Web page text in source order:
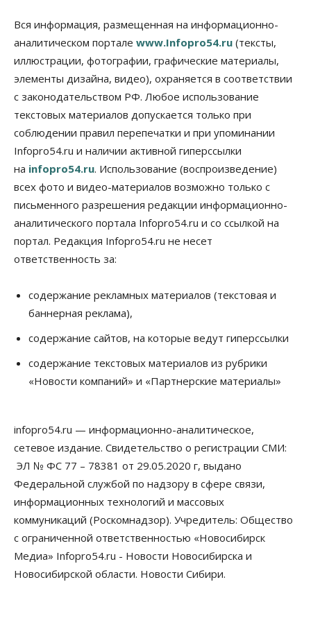
Вся информация, размещенная на информационно-
аналитическом портале www.Infopro54.ru (тексты,
иллюстрации, фотографии, графические материалы,
элементы дизайна, видео), охраняется в соответствии
с законодательством РФ. Любое использование
текстовых материалов допускается только при
соблюдении правил перепечатки и при упоминании
Infopro54.ru и наличии активной гиперссылки
на infopro54.ru. Использование (воспроизведение)
всех фото и видео-материалов возможно только с
письменного разрешения редакции информационно-
аналитического портала Infopro54.ru и со ссылкой на
портал. Редакция Infopro54.ru не несет
ответственность за:
содержание рекламных материалов (текстовая и
баннерная реклама),
содержание сайтов, на которые ведут гиперссылки
содержание текстовых материалов из рубрики
«Новости компаний» и «Партнерские материалы»
infopro54.ru — информационно-аналитическое,
сетевое издание. Свидетельство о регистрации СМИ:
ЭЛ № ФС 77 – 78381 от 29.05.2020 г, выдано
Федеральной службой по надзору в сфере связи,
информационных технологий и массовых
коммуникаций (Роскомнадзор). Учредитель: Общество
с ограниченной ответственностью «Новосибирск
Медиа» Infopro54.ru - Новости Новосибирска и
Новосибирской области. Новости Сибири.